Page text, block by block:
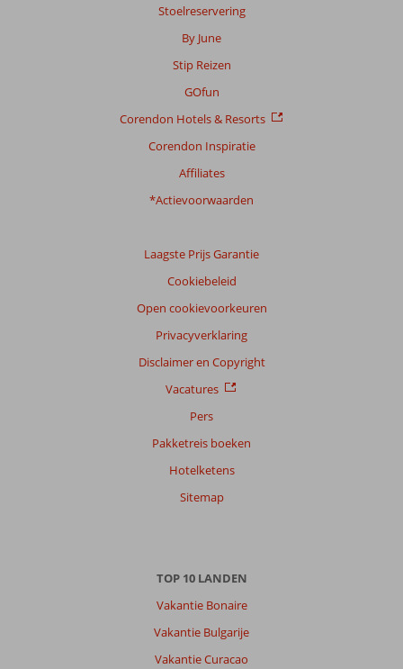
Stoelreservering
By June
Stip Reizen
GOfun
Corendon Hotels & Resorts
Corendon Inspiratie
Affiliates
*Actievoorwaarden
Laagste Prijs Garantie
Cookiebeleid
Open cookievoorkeuren
Privacyverklaring
Disclaimer en Copyright
Vacatures
Pers
Pakketreis boeken
Hotelketens
Sitemap
TOP 10 LANDEN
Vakantie Bonaire
Vakantie Bulgarije
Vakantie Curacao